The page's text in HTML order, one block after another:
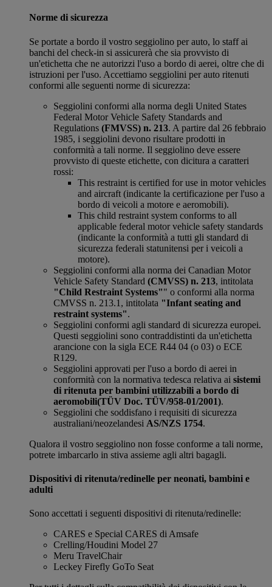
Norme di sicurezza
Se portate a bordo il vostro seggiolino per auto, lo staff ai
banchi del check-in si assicurerà che sia provvisto di
un'etichetta che ne autorizzi l'uso a bordo di aerei, oltre che di
istruzioni per l'uso. Accettiamo seggiolini per auto ritenuti
conformi alle seguenti norme di sicurezza:
Seggiolini conformi alla norma degli United States
Federal Motor Vehicle Safety Standards and
Regulations (FMVSS) n. 213. A partire dal 26 febbraio
1985, i seggiolini devono risultare prodotti in
conformità a tali norme. Il seggiolino deve essere
provvisto di queste etichette, con dicitura a caratteri
rossi:
This restraint is certified for use in motor vehicles
and aircraft (indicante la certificazione per l'uso a
bordo di veicoli a motore e aeromobili).
This child restraint system conforms to all
applicable federal motor vehicle safety standards
(indicante la conformità a tutti gli standard di
sicurezza federali statunitensi per i veicoli a
motore).
Seggiolini conformi alla norma dei Canadian Motor
Vehicle Safety Standard (CMVSS) n. 213, intitolata
"Child Restraint Systems"" o conformi alla norma
CMVSS n. 213.1, intitolata "Infant seating and
restraint systems".
Seggiolini conformi agli standard di sicurezza europei.
Questi seggiolini sono contraddistinti da un'etichetta
arancione con la sigla ECE R44 04 (o 03) o ECE
R129.
Seggiolini approvati per l'uso a bordo di aerei in
conformità con la normativa tedesca relativa ai sistemi
di ritenuta per bambini utilizzabili a bordo di
aeromobili(TÜV Doc. TÜV/958-01/2001).
Seggiolini che soddisfano i requisiti di sicurezza
australiani/neozelandesi AS/NZS 1754.
Qualora il vostro seggiolino non fosse conforme a tali norme,
potrete imbarcarlo in stiva assieme agli altri bagagli.
Dispositivi di ritenuta/redinelle per neonati, bambini e
adulti
Sono accettati i seguenti dispositivi di ritenuta/redinelle:
CARES e Special CARES di Amsafe
Crelling/Houdini Model 27
Meru TravelChair
Leckey Firefly GoTo Seat